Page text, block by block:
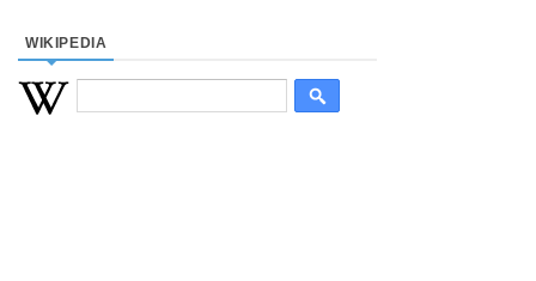
WIKIPEDIA